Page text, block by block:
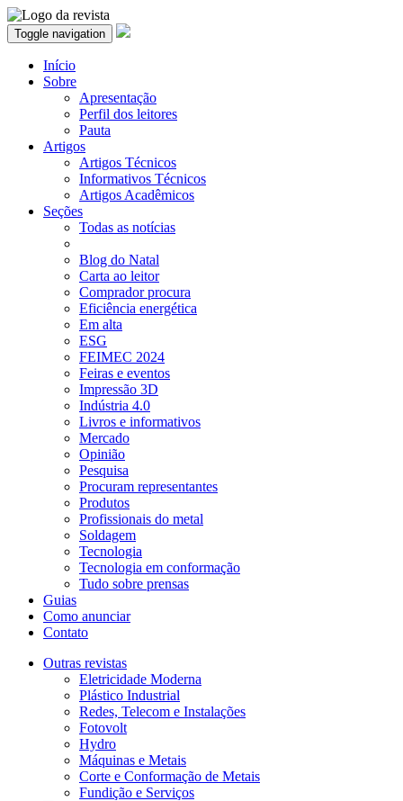
Toggle navigation
Início
Sobre
Apresentação
Perfil dos leitores
Pauta
Artigos
Artigos Técnicos
Informativos Técnicos
Artigos Acadêmicos
Seções
Todas as notícias
Blog do Natal
Carta ao leitor
Comprador procura
Eficiência energética
Em alta
ESG
FEIMEC 2024
Feiras e eventos
Impressão 3D
Indústria 4.0
Livros e informativos
Mercado
Opinião
Pesquisa
Procuram representantes
Produtos
Profissionais do metal
Soldagem
Tecnologia
Tecnologia em conformação
Tudo sobre prensas
Guias
Como anunciar
Contato
Outras revistas
Eletricidade Moderna
Plástico Industrial
Redes, Telecom e Instalações
Fotovolt
Hydro
Máquinas e Metais
Corte e Conformação de Metais
Fundição e Serviços